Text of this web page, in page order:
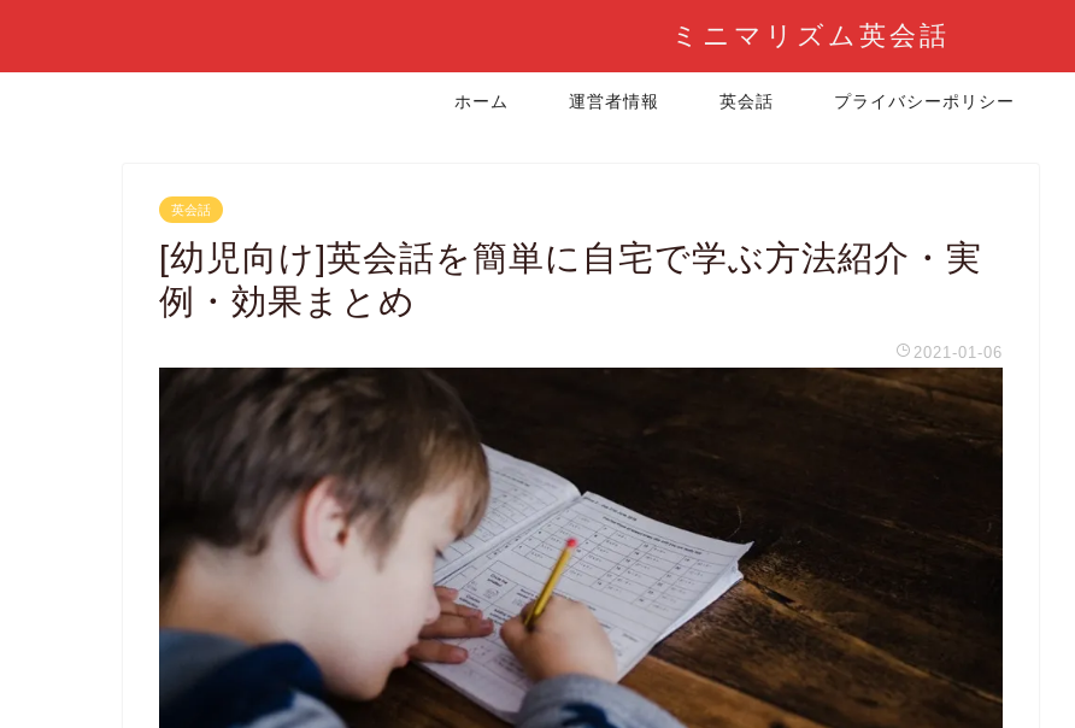
ミニマリズム英会話
ホーム 運営者情報 英会話 プライバシーポリシー
英会話
[幼児向け]英会話を簡単に自宅で学ぶ方法紹介・実
例・効果まとめ
2021-01-06